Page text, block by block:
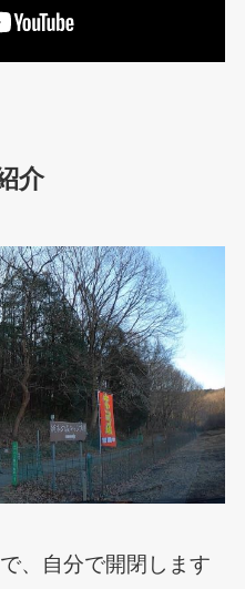
介
、自分で開閉します